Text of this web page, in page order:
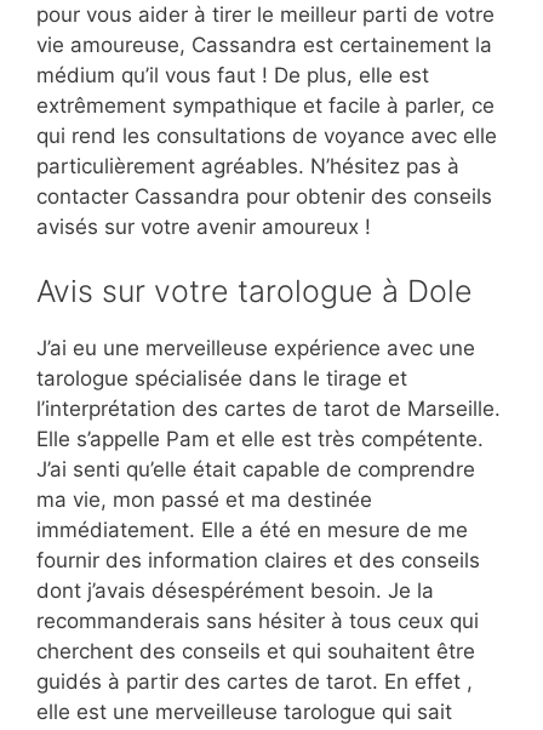
pour vous aider à tirer le meilleur parti de votre
vie amoureuse, Cassandra est certainement la
médium qu’il vous faut ! De plus, elle est
extrêmement sympathique et facile à parler, ce
qui rend les consultations de voyance avec elle
particulièrement agréables. N’hésitez pas à
contacter Cassandra pour obtenir des conseils
avisés sur votre avenir amoureux !
Avis sur votre tarologue à Dole
J’ai eu une merveilleuse expérience avec une
tarologue spécialisée dans le tirage et
l’interprétation des cartes de tarot de Marseille.
Elle s’appelle Pam et elle est très compétente.
J’ai senti qu’elle était capable de comprendre
ma vie, mon passé et ma destinée
immédiatement. Elle a été en mesure de me
fournir des information claires et des conseils
dont j’avais désespérément besoin. Je la
recommanderais sans hésiter à tous ceux qui
cherchent des conseils et qui souhaitent être
guidés à partir des cartes de tarot. En effet ,
elle est une merveilleuse tarologue qui sait